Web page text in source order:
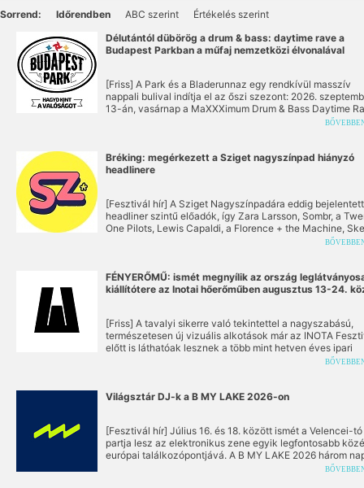
Sorrend: Időrendben ABC szerint
Értékelés szerint
Délutántól dübörög a drum & bass: daytime rave a
Budapest Parkban a műfaj nemzetközi élvonalával
[Friss] A Park és a Bladerunnaz egy rendkívül masszív
nappali bulival indítja el az őszi szezont: 2026.
13-án, vasárnap a MaXXXimum Drum & Bass Daytime
keretében a stílus krémje költözik be a Budapest
a stílus szinte minden fontos korszakát és irányzatát
rendezvény igazi csemegének ígérkezik a hazai
alapvetésekig terjed, ráadásul a buli 15 órakor indul!
Bréking: megérkezett a Sziget nagyszínpad hiányzó
headlinere
[Fesztivál hír] A Sziget Nagyszínpadára eddig
headliner szintű előadók, így Zara Larsson, Sombr, a
One Pilots, Lewis Capaldi, a Florence + the Machine,
a Bring Me The Horizon és Jorja Smith mellé
figurája, Skrillex lép fel a Szabadság Szigetén.
FÉNYERŐMŰ: ismét megnyílik az ország
kiállítótere az Inotai hőerőműben augusztus 13-24.
[Friss] A tavalyi sikerre való tekintettel a nagyszabású,
természetesen új vizuális alkotások már az INOTA
előtt is láthatóak lesznek a több mint hetven éves ipari
létesítményben, ahol a jövő elképzelései egy letűnt
Világsztár DJ-k a B MY LAKE 2026-on
[Fesztivál hír] Július 16. és 18. között ismét a Velencei-tó
partja lesz az elektronikus zene egyik legfontosabb
európai találkozópontjává. A B MY LAKE 2026 három
keresztül a techno jelenének és jövőjének